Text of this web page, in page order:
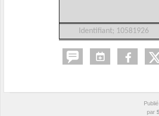
Identifiant; 10581926
par